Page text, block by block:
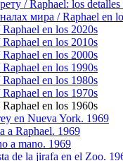
/ Raphael: los detalles
мира / Raphael en
en los 2020s
en los 2010s
en los 2000s
en los 1990s
en los 1980s
en los 1970s
en los 1960s
en Nueva York. 1969
a Raphael. 1969
a mano. 1969
de la jirafa en el Zoo.